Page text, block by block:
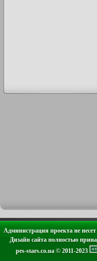
Администрация проекта не
Дизайн сайта полностью
pes-stars.co.ua © 2011-2023